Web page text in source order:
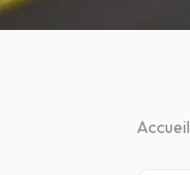
Accueil